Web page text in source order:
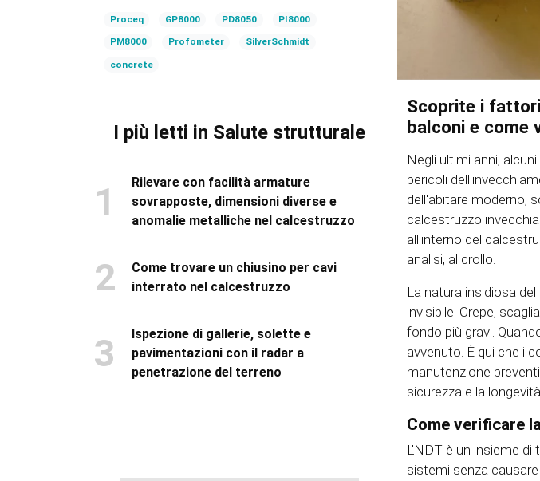
Proceq GP8000 PD8050 PI8000
PM8000 Profometer SilverSchmidt
concrete
I più letti in Salute strutturale
1
Rilevare con facilità armature
sovrapposte, dimensioni diverse e
anomalie metalliche nel calcestruzzo
2
Come trovare un chiusino per cavi
interrato nel calcestruzzo
3
Ispezione di gallerie, solette e
pavimentazioni con il radar a
penetrazione del terreno
Scoprite i
balconi e come
Negli ultimi anni,
pericoli
dell'abitare moderno,
calcestruzzo
all'interno del
analisi, al crollo.
La natura insidiosa
invisibile. Crepe,
fondo più gravi.
avvenuto. È qui che i
manutenzione
sicurezza e la
Come verificare
L'NDT è un insieme
sistemi senza